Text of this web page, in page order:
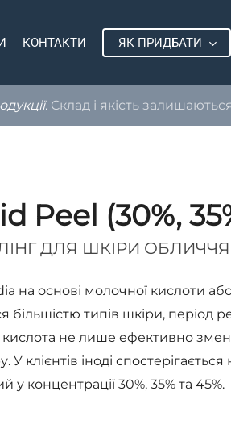
КОНТАКТИ ЯК ПРИДБАТИ
Склад і якість
Peel (30%,
ДЛЯ ШКІРИ ОБЛИЧЧЯ
на основі молочної кислоти
типів шкіри, період
кислота не лише ефективно
У клієнтів іноді
у концентрації 30%, 35% та 45%.